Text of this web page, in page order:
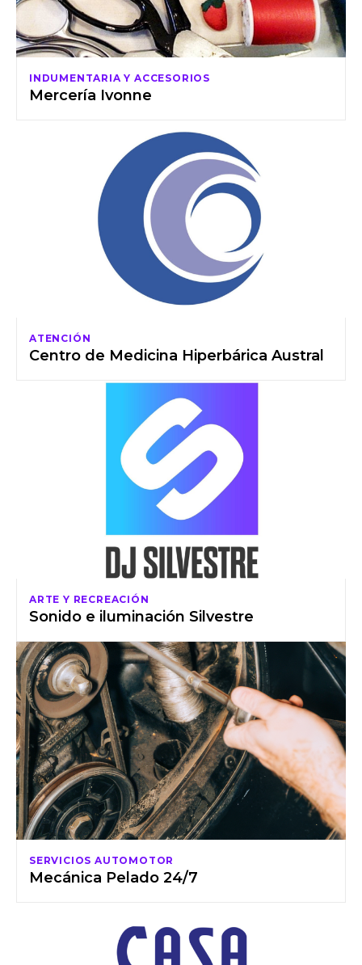
INDUMENTARIA Y ACCESORIOS
Mercería Ivonne
ATENCIÓN
Centro de Medicina Hiperbárica Austral
ARTE Y RECREACIÓN
Sonido e iluminación Silvestre
SERVICIOS AUTOMOTOR
Mecánica Pelado 24/7